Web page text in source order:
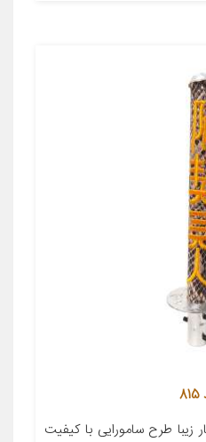
طرح سامورایی با کیفیت